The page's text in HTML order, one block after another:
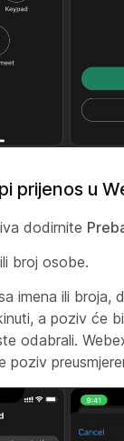
prijenos u
dodirnite
broj osobe.
imena ili broja,
a poziv će
odabrali.
poziv